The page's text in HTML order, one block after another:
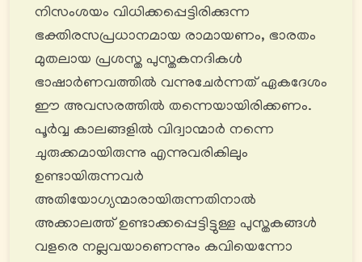
നിസംശയം വിധിക്കപ്പെട്ടിരിക്കുന്ന
ഭക്തിരസപ്രധാനമായ രാമായണം, ഭാരതം
മുതലായ പ്രശസ്ത പുസ്തകനദികള്‍
ഭാഷാര്‍ണവത്തിൽ വന്നുചേർന്നത് ഏകദേശം
ഈ അവസരത്തിൽ തന്നെയായിരിക്കണം.
പൂർവ്വ കാലങ്ങളിൽ വിദ്വാന്മാർ നന്നെ
ചുരുക്കമായിരുന്നു എന്നുവരികിലും
ഉണ്ടായിരുന്നവർ
അതിയോഗ്യന്മാരായിരുന്നതിനാൽ
അക്കാലത്ത് ഉണ്ടാക്കപ്പെട്ടിട്ടുള്ള പുസ്തകങ്ങൾ
വളരെ നല്ലവയാണെന്നും കവിയെന്നോ